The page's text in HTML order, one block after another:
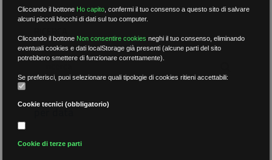
per data
Cliccando il bottone Ho capito ,confermi il tuo consenso a questo sito di salvare
alcuni piccoli blocchi di dati sul tuo computer.
Cliccando il bottone Non consentire cookies neghi il tuo consenso, eliminando
eventuali cookies e dati localStorage già presenti (alcune parti del sito
potrebbero smettere di funzionare correttamente).
Se preferisci, puoi selezionare quali tipologie di cookies ritieni accettabili:
Cookie tecnici (obbligatorio)
Cookie di terze parti